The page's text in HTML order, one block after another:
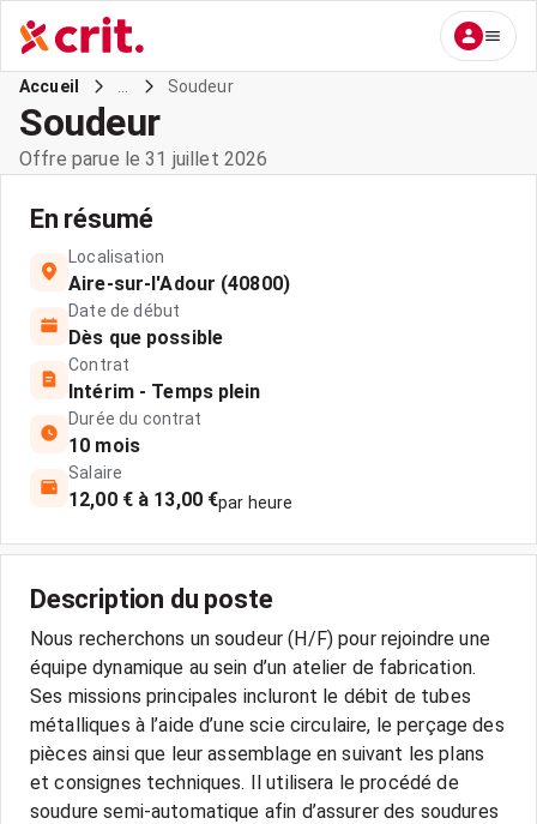
Accueil Soudeur
Soudeur
Offre parue le 31 juillet 2026
En résumé
Localisation
Aire-sur-l'Adour (40800)
Date de début
Dès que possible
Contrat
Intérim - Temps plein
Durée du contrat
10 mois
Salaire
12,00 € à 13,00 €par heure
Description du poste
Nous recherchons un soudeur (H/F) pour rejoindre une
équipe dynamique au sein d’un atelier de fabrication.
Ses missions principales incluront le débit de tubes
métalliques à l’aide d’une scie circulaire, le perçage des
pièces ainsi que leur assemblage en suivant les plans
et consignes techniques. Il utilisera le procédé de
soudure semi-automatique afin d’assurer des soudures